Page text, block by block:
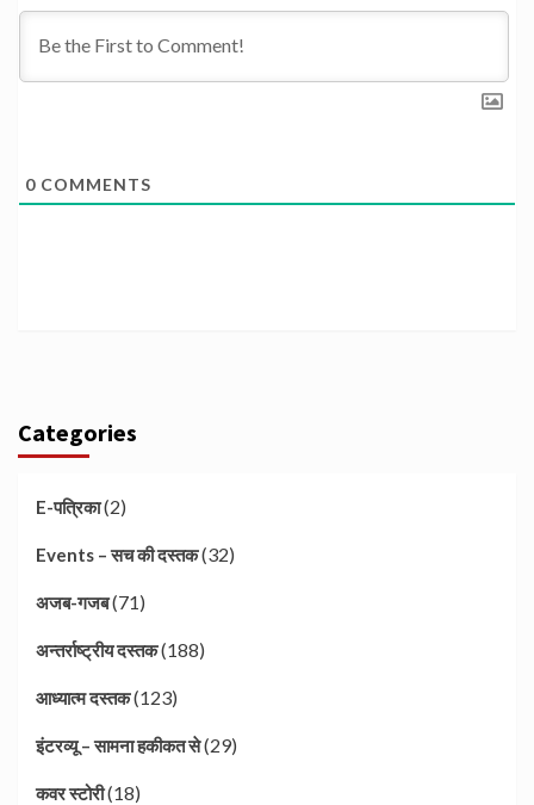
0 COMMENTS
Categories
E-पत्रिका(2)
Events – सच की दस्तक(32)
अजब-गजब(71)
अन्तर्राष्ट्रीय दस्तक(188)
आध्यात्म दस्तक(123)
इंटरव्यू – सामना हकीकत से(29)
कवर स्टोरी(18)